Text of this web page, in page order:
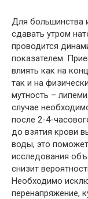
Для большинства
сдавать утром
проводится
показателем.
влиять как на
так и на
мутность –
случае
после 2-4-
до взятия крови
воды, это
исследования
снизит
Необходимо
перенапряжение,